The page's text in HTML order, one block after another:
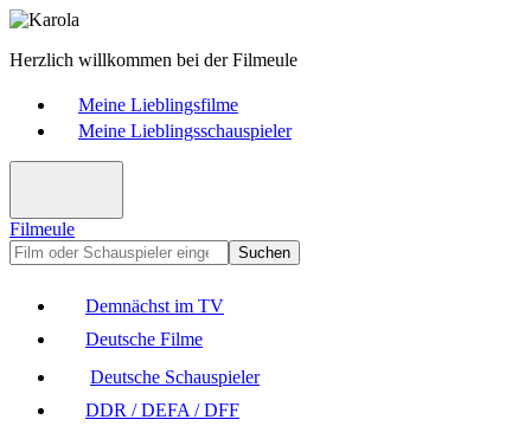
Herzlich willkommen bei der Filmeule
Meine Lieblingsfilme
Meine Lieblingsschauspieler
Filmeule
Suchen
Demnächst im TV
Deutsche Filme
Deutsche Schauspieler
DDR / DEFA / DFF